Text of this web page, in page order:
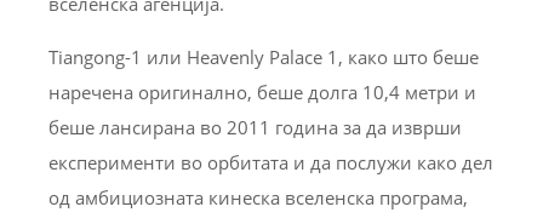
Tiangong-1 или Heavenly Palace 1, како што беше
наречена оригинално, беше долга 10,4 метри и
беше лансирана во 2011 година за да изврши
експерименти во орбитата и да послужи како дел
од амбициозната кинеска вселенска програма,